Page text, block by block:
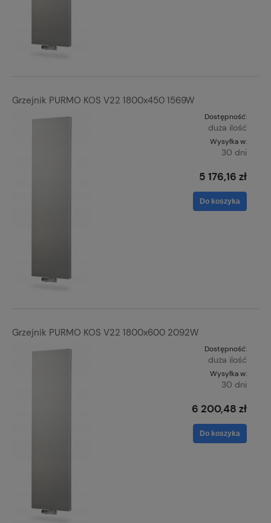
Grzejnik PURMO KOS V22 1800x450 1569W
Dostępność:
duża ilość
Wysyłka w:
30 dni
5 176,16 zł
Do koszyka
Grzejnik PURMO KOS V22 1800x600 2092W
Dostępność:
duża ilość
Wysyłka w:
30 dni
6 200,48 zł
Do koszyka